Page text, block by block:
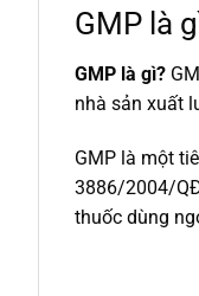
GMP là
GMP là gì?
nhà sản xuất
GMP là một
3886/2004/
thuốc dùng